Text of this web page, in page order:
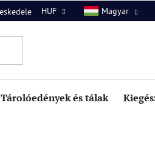
Rólunk Kapcsolat
HUF Magyar
Tárolóedények és tálak